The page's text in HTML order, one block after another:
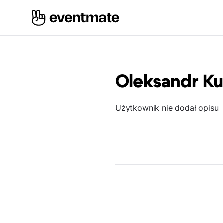
Oleksandr
Użytkownik nie dodał opisu